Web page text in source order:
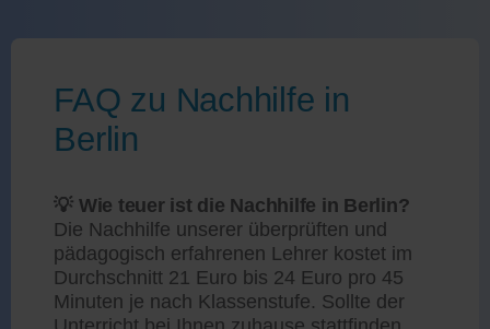
FAQ zu Nachhilfe in
Berlin
💡 Wie teuer ist die Nachhilfe in Berlin?
Die Nachhilfe unserer überprüften und
pädagogisch erfahrenen Lehrer kostet im
Durchschnitt 21 Euro bis 24 Euro pro 45
Minuten je nach Klassenstufe. Sollte der